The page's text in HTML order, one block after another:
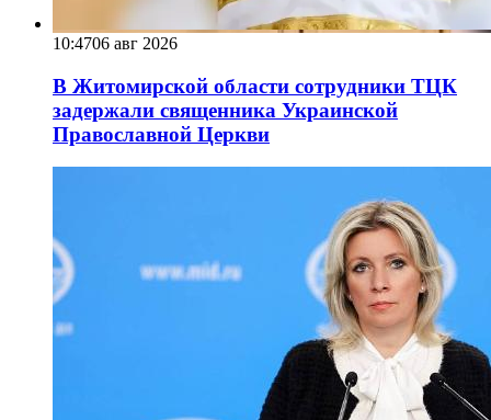
10:4706 авг 2026
В Житомирской области сотрудники ТЦК
задержали священника Украинской
Православной Церкви